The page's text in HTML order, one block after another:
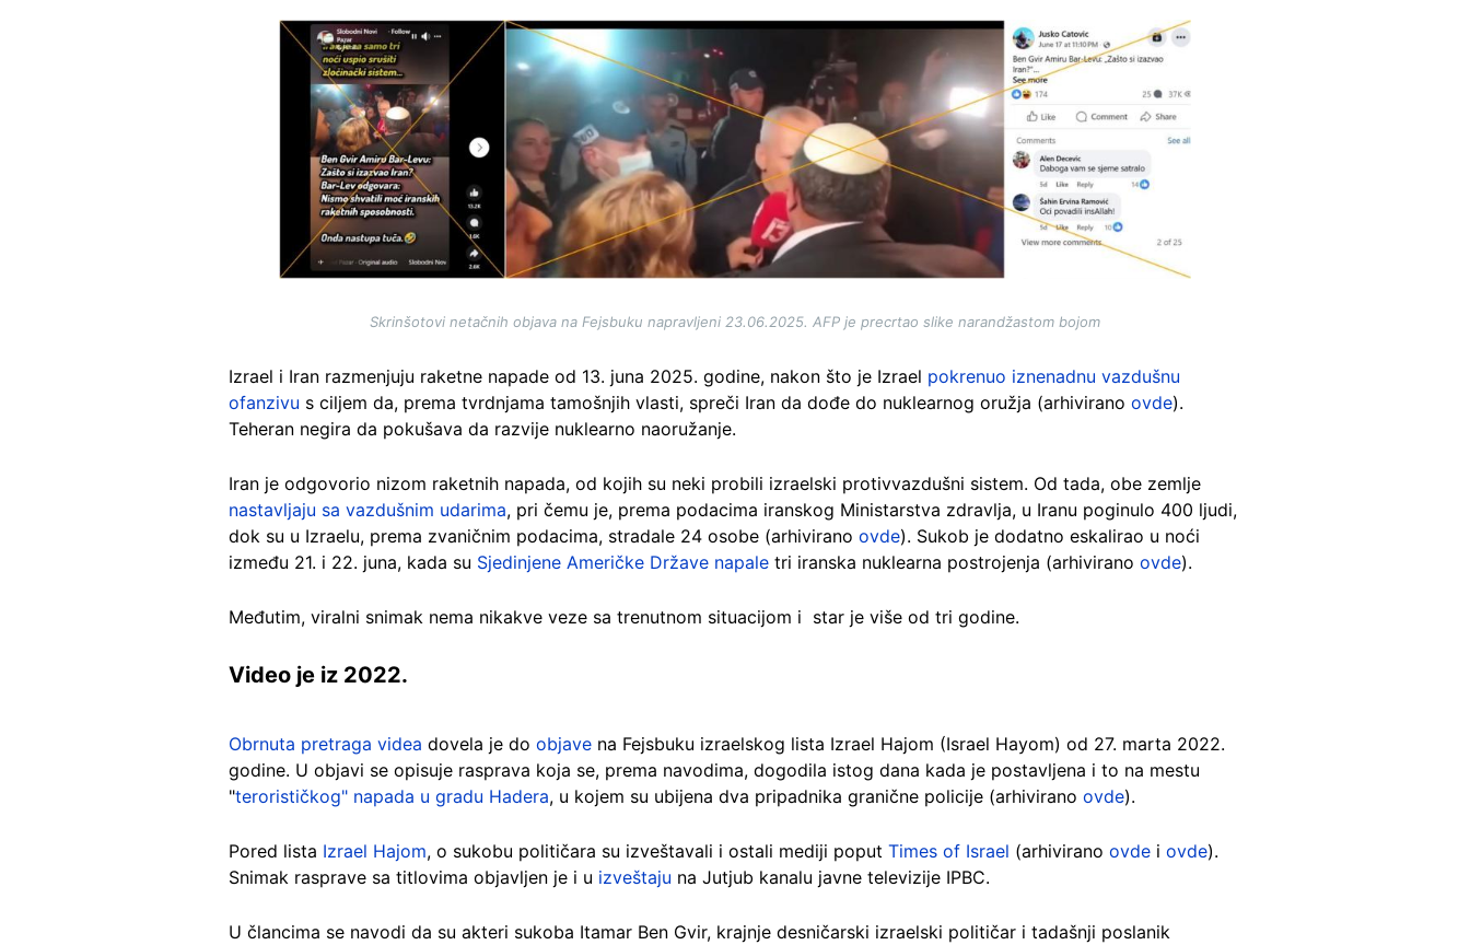
Skrinšotovi netačnih objava na Fejsbuku napravljeni 23.06.2025. AFP je precrtao slike narandžastom bojom
Izrael i Iran razmenjuju raketne napade od 13. juna 2025. godine, nakon što je Izrael pokrenuo iznenadnu vazdušnu
ofanzivu s ciljem da, prema tvrdnjama tamošnjih vlasti, spreči Iran da dođe do nuklearnog oružja (arhivirano ovde).
Teheran negira da pokušava da razvije nuklearno naoružanje.
Iran je odgovorio nizom raketnih napada, od kojih su neki probili izraelski protivvazdušni sistem. Od tada, obe zemlje
nastavljaju sa vazdušnim udarima, pri čemu je, prema podacima iranskog Ministarstva zdravlja, u Iranu poginulo 400 ljudi,
dok su u Izraelu, prema zvaničnim podacima, stradale 24 osobe (arhivirano ovde). Sukob je dodatno eskalirao u noći
između 21. i 22. juna, kada su Sjedinjene Američke Države napale tri iranska nuklearna postrojenja (arhivirano ovde).
Međutim, viralni snimak nema nikakve veze sa trenutnom situacijom i star je više od tri godine.
Video je iz 2022.
Obrnuta pretraga videa dovela je do objave na Fejsbuku izraelskog lista Izrael Hajom (Israel Hayom) od 27. marta 2022.
godine. U objavi se opisuje rasprava koja se, prema navodima, dogodila istog dana kada je postavljena i to na mestu
"terorističkog" napada u gradu Hadera, u kojem su ubijena dva pripadnika granične policije (arhivirano ovde).
Pored lista Izrael Hajom, o sukobu političara su izveštavali i ostali mediji poput Times of Israel (arhivirano ovde i ovde).
Snimak rasprave sa titlovima objavljen je i u izveštaju na Jutjub kanalu javne televizije IPBC.
U člancima se navodi da su akteri sukoba Itamar Ben Gvir, krajnje desničarski izraelski političar i tadašnji poslanik